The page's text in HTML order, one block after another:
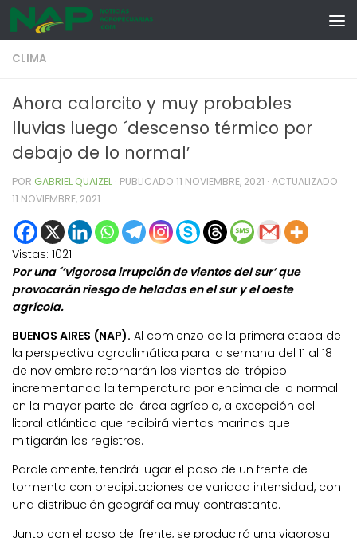
Skip to content
CLIMA
Ahora calorcito y muy probables
lluvias luego ´descenso térmico por
debajo de lo normal’
POR GABRIEL QUAIZEL · PUBLICADO 11 NOVIEMBRE, 2021 · ACTUALIZADO
11 NOVIEMBRE, 2021
Vistas: 1021
Por una ´’vigorosa irrupción de vientos del sur’ que
provocarán riesgo de heladas en el sur y el oeste
agrícola.
BUENOS AIRES (NAP). Al comienzo de la primera etapa de
la perspectiva agroclimática para la semana del 11 al 18
de noviembre retornarán los vientos del trópico
incrementando la temperatura por encima de lo normal
en la mayor parte del área agrícola, a excepción del
litoral atlántico que recibirá vientos marinos que
mitigarán los registros.
Paralelamente, tendrá lugar el paso de un frente de
tormenta con precipitaciones de variada intensidad, con
una distribución geográfica muy contrastante.
Junto con el paso del frente, se producirá una vigorosa